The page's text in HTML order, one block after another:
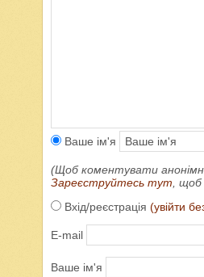
Ваше ім'я
(Щоб коментувати
Зареєструйтесь тут, щоб
Вхід/реєстрація (увійти
E-mail
Ваше ім'я